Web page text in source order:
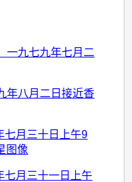
一九七九年七月二
年八月二日接近香
七月三十日上午9
图像
七月三十一日上午